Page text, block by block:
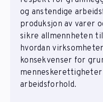
og anstendige
produksjon av varer
sikre allmennheten
hvordan
konsekvenser for
menneskerettigheter
arbeidsforhold.